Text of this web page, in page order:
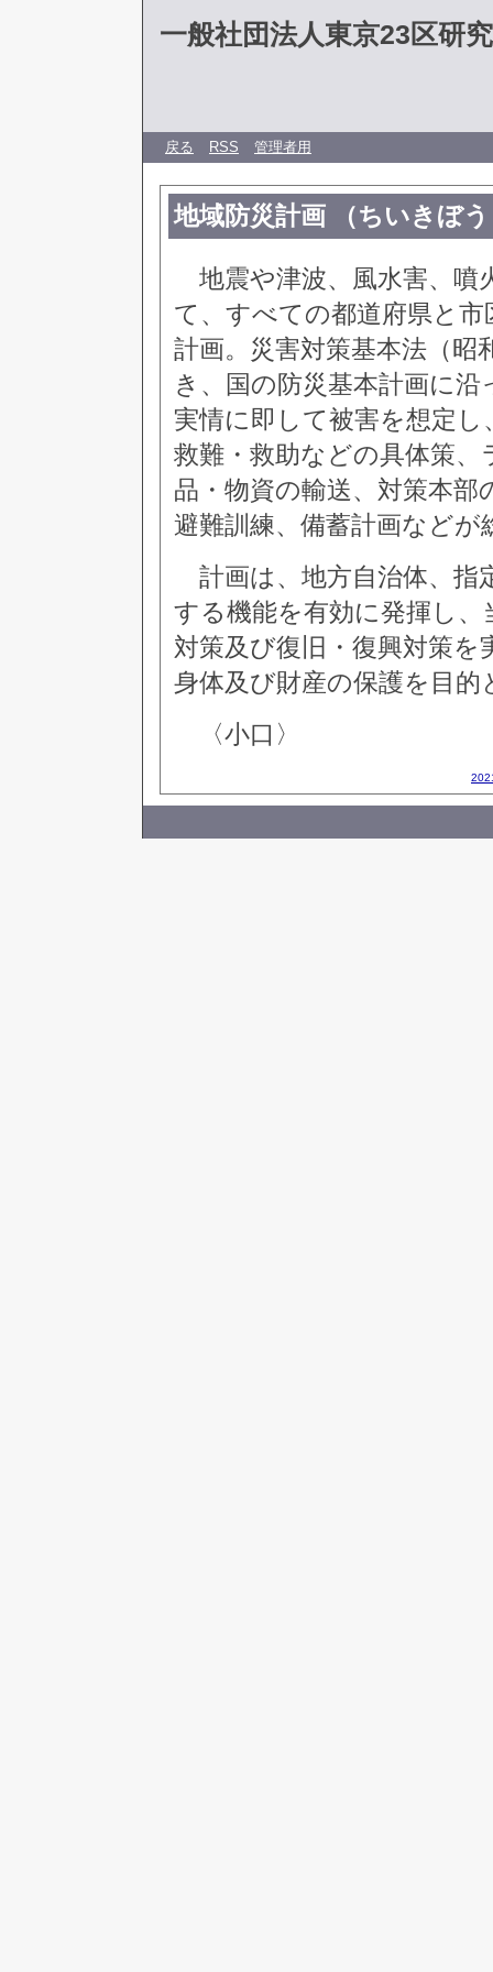
一般社団法人東京23区研
戻る RSS 管理者用
地域防災計画 （ちいきぼ
地震や津波、風水害、噴
て、すべての都道府県と
計画。災害対策基本法（昭
き、国の防災基本計画に
実情に即して被害を想定
救難・救助などの具体策
品・物資の輸送、対策本部
避難訓練、備蓄計画など
計画は、地方自治体、指
する機能を有効に発揮し
対策及び復旧・復興対策
身体及び財産の保護を目的
〈小口〉